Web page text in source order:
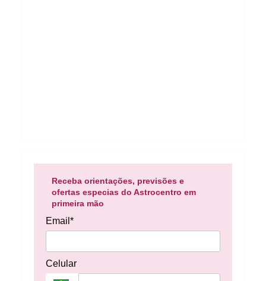
Receba orientações, previsões e
ofertas especias do Astrocentro em
primeira mão
Email*
Celular